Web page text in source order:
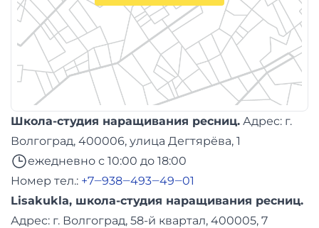
Школа-студия наращивания ресниц. Адреc: г.
Волгоград, 400006, улица Дегтярёва, 1
ежедневно с 10:00 до 18:00
Номер тел.: +7‒938‒493‒49‒01
Lisakukla, школа-студия наращивания ресниц.
Адреc: г. Волгоград, 58-й квартал, 400005, 7